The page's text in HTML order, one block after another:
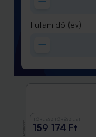
Futamidő (év)
159 174 Ft